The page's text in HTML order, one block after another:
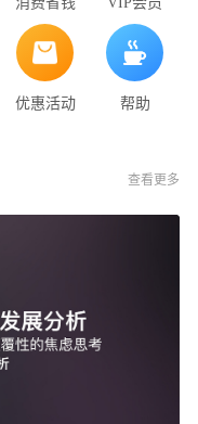
优惠活动 帮助
查看更多